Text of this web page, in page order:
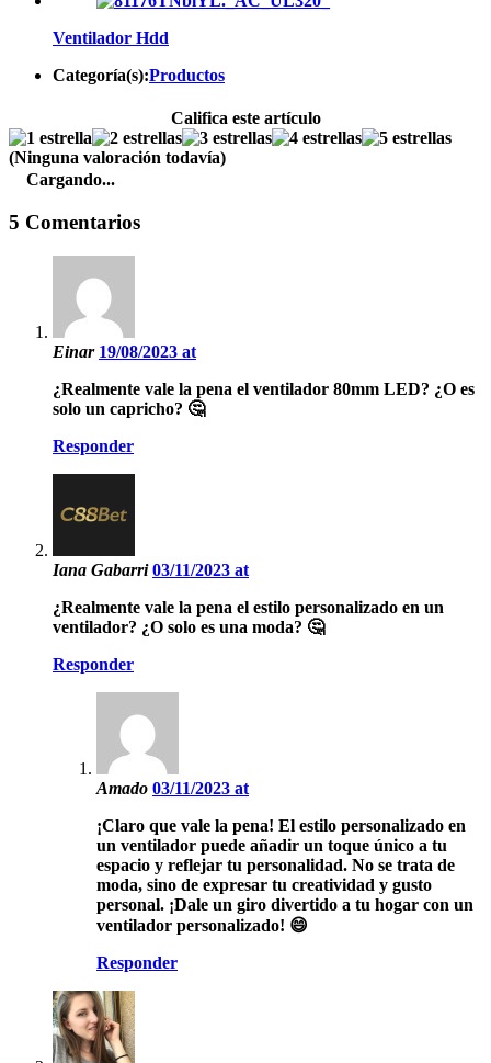
Ventilador Hdd
Categoría(s):Productos
Califica este artículo
(Ninguna valoración todavía)
Cargando...
5 Comentarios
Einar 19/08/2023 at
¿Realmente vale la pena el ventilador 80mm LED? ¿O es
solo un capricho? 🤔
Responder
Iana Gabarri03/11/2023 at
¿Realmente vale la pena el estilo personalizado en un
ventilador? ¿O solo es una moda? 🤔
Responder
Amado 03/11/2023 at
¡Claro que vale la pena! El estilo personalizado en
un ventilador puede añadir un toque único a tu
espacio y reflejar tu personalidad. No se trata de
moda, sino de expresar tu creatividad y gusto
personal. ¡Dale un giro divertido a tu hogar con un
ventilador personalizado! 😄
Responder